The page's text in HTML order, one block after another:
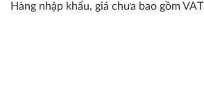
Hàng nhập khẩu, giá chưa bao gồm VAT